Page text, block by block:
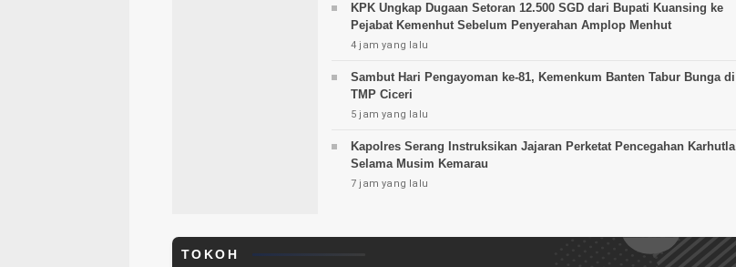
KPK Ungkap Dugaan Setoran 12.500 SGD dari Bupati Kuansing ke
Pejabat Kemenhut Sebelum Penyerahan Amplop Menhut
4 jam yang lalu
Sambut Hari Pengayoman ke-81, Kemenkum Banten Tabur Bunga di
TMP Ciceri
5 jam yang lalu
Kapolres Serang Instruksikan Jajaran Perketat Pencegahan Karhutla
Selama Musim Kemarau
7 jam yang lalu
TOKOH